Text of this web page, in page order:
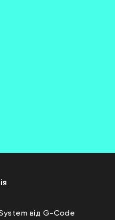
від G-Code